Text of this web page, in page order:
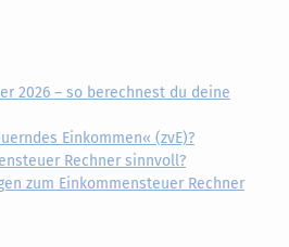
2026 – so berechnest du deine
Einkommen« (zvE)?
Rechner sinnvoll?
zum Einkommensteuer Rechner